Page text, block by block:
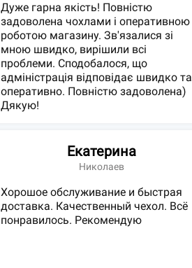
Дуже гарна якість! Повністю
задоволена чохлами і оперативною
роботою магазину. Зв'язалися зі
мною швидко, вирішили всі
проблеми. Сподобалося, що
адміністрація відповідає швидко та
оперативно. Повністю задоволена)
Дякую!
Екатерина
Николаев
Хорошое обслуживание и быстрая
доставка. Качественный чехол. Всё
понравилось. Рекомендую